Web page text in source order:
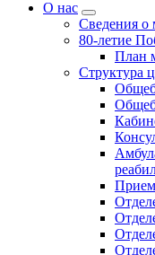
О нас
Сведения о
80-летие
План
Структура